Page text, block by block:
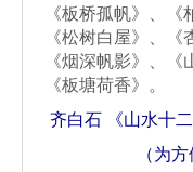
《板桥孤帆》、《
《松树白屋》、《
《烟深帆影》、《
《板塘荷香》。
齐白石 《山水十
（为